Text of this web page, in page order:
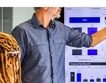
Scale
única e granular das vendas
de peso variável para ações
e eficientes.